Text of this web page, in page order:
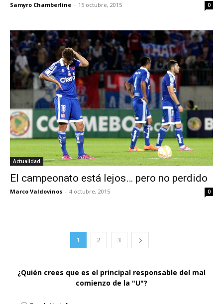
Samyro Chamberline - 15 octubre, 2015 0
Actualidad
El campeonato está lejos… pero no perdido
Marco Valdovinos - 4 octubre, 2015 0
1 2 3
¿Quién crees que es el principal responsable del mal
comienzo de la "U"?